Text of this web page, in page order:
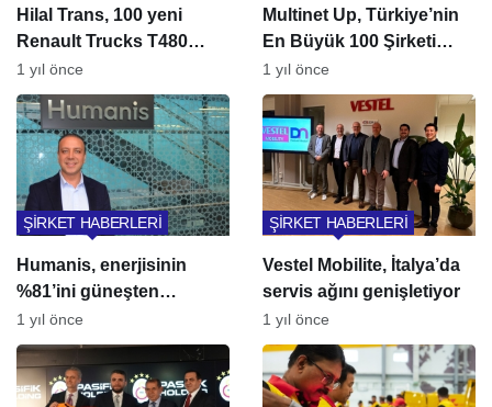
Hilal Trans, 100 yeni
Renault Trucks T480
teslim aldı
1 yıl önce
Multinet Up, Türkiye’nin
En Büyük 100 Şirketi
Arasında Yer Aldı
1 yıl önce
Humanis, enerjisinin
%81’ini güneşten
sağlıyor
ŞİRKET HABERLERİ
1 yıl önce
Vestel Mobilite, İtalya’da
servis ağını genişletiyor
ŞİRKET HABERLERİ
1 yıl önce